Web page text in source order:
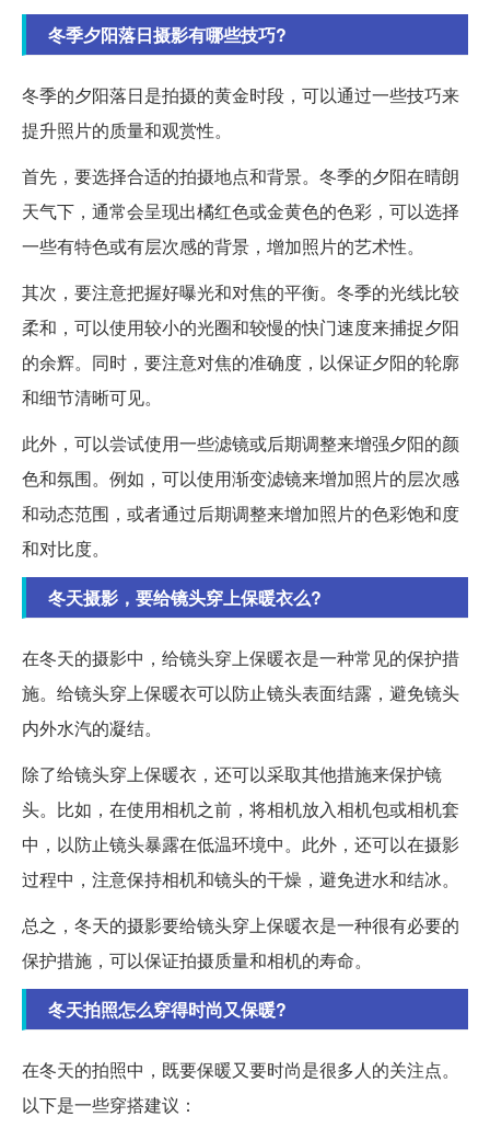
冬季夕阳落日摄影有哪些技巧?
冬季的夕阳落日是拍摄的黄金时段，可以通过一些技巧来
提升照片的质量和观赏性。
首先，要选择合适的拍摄地点和背景。冬季的夕阳在晴朗
天气下，通常会呈现出橘红色或金黄色的色彩，可以选择
一些有特色或有层次感的背景，增加照片的艺术性。
其次，要注意把握好曝光和对焦的平衡。冬季的光线比较
柔和，可以使用较小的光圈和较慢的快门速度来捕捉夕阳
的余辉。同时，要注意对焦的准确度，以保证夕阳的轮廓
和细节清晰可见。
此外，可以尝试使用一些滤镜或后期调整来增强夕阳的颜
色和氛围。例如，可以使用渐变滤镜来增加照片的层次感
和动态范围，或者通过后期调整来增加照片的色彩饱和度
和对比度。
冬天摄影，要给镜头穿上保暖衣么?
在冬天的摄影中，给镜头穿上保暖衣是一种常见的保护措
施。给镜头穿上保暖衣可以防止镜头表面结露，避免镜头
内外水汽的凝结。
除了给镜头穿上保暖衣，还可以采取其他措施来保护镜
头。比如，在使用相机之前，将相机放入相机包或相机套
中，以防止镜头暴露在低温环境中。此外，还可以在摄影
过程中，注意保持相机和镜头的干燥，避免进水和结冰。
总之，冬天的摄影要给镜头穿上保暖衣是一种很有必要的
保护措施，可以保证拍摄质量和相机的寿命。
冬天拍照怎么穿得时尚又保暖?
在冬天的拍照中，既要保暖又要时尚是很多人的关注点。
以下是一些穿搭建议：